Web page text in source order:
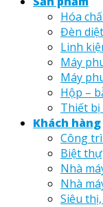
Hóa
Đèn
Linh
Máy
Máy
Hộp –
Thiết bị
Khách hàng
Công
Biệt
Nhà
Nhà
Siêu